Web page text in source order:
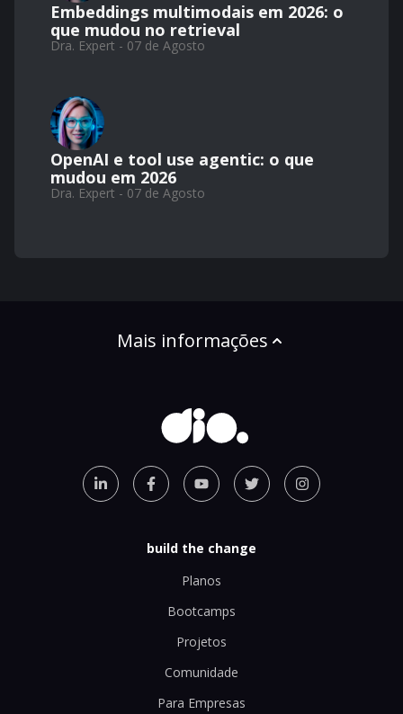
Embeddings multimodais em 2026: o
que mudou no retrieval
Dra. Expert - 07 de Agosto
OpenAI e tool use agentic: o que
mudou em 2026
Dra. Expert - 07 de Agosto
Mais informações
build the change
Planos
Bootcamps
Projetos
Comunidade
Para Empresas